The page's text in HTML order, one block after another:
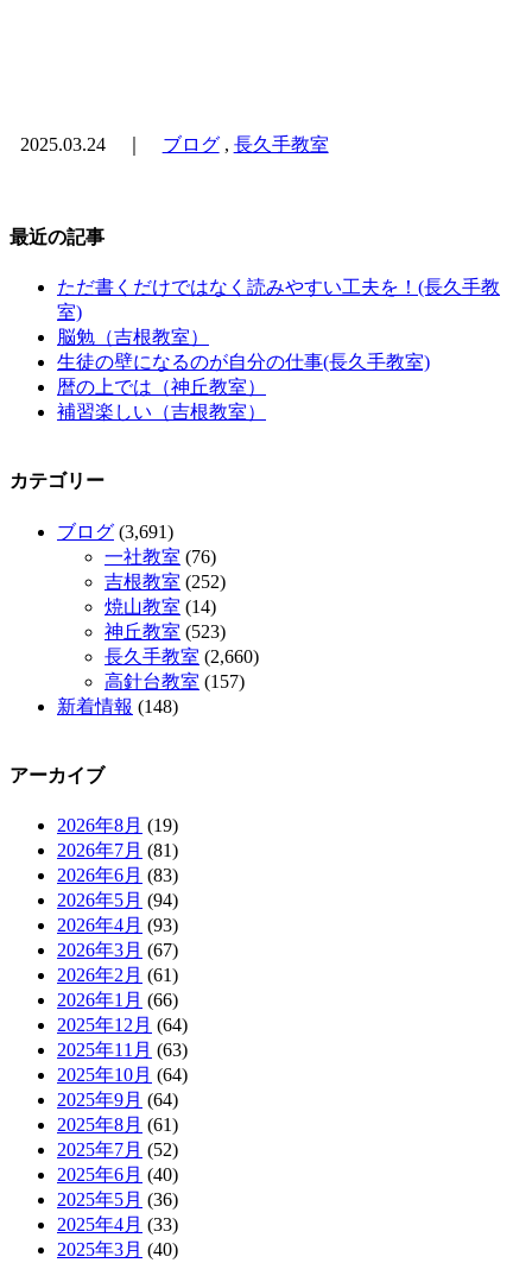
2025.03.24 ｜ ブログ, 長久手教室
最近の記事
ただ書くだけではなく読みやすい工夫を！(長久手教
室)
脳勉（吉根教室）
生徒の壁になるのが自分の仕事(長久手教室)
暦の上では（神丘教室）
補習楽しい（吉根教室）
カテゴリー
ブログ (3,691)
一社教室 (76)
吉根教室 (252)
焼山教室 (14)
神丘教室 (523)
長久手教室 (2,660)
高針台教室 (157)
新着情報 (148)
アーカイブ
2026年8月 (19)
2026年7月 (81)
2026年6月 (83)
2026年5月 (94)
2026年4月 (93)
2026年3月 (67)
2026年2月 (61)
2026年1月 (66)
2025年12月 (64)
2025年11月 (63)
2025年10月 (64)
2025年9月 (64)
2025年8月 (61)
2025年7月 (52)
2025年6月 (40)
2025年5月 (36)
2025年4月 (33)
2025年3月 (40)